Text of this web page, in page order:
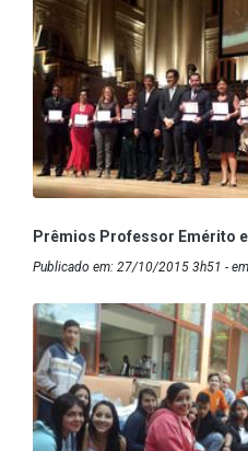
Prêmios Professor Emérito
Publicado em: 27/10/2015 3h51 -